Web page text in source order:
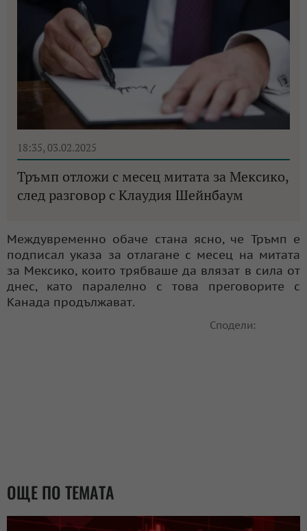
18:35, 03.02.2025
Тръмп отложи с месец митата за Мексико,
след разговор с Клаудия Шейнбаум
Междувременно обаче стана ясно, че Тръмп е
подписал указа за отлагане с месец на митата
за Мексико, които трябваше да влязат в сила от
днес, като паралелно с това преговорите с
Канада продължават.
Сподели:
ОЩЕ ПО ТЕМАТА